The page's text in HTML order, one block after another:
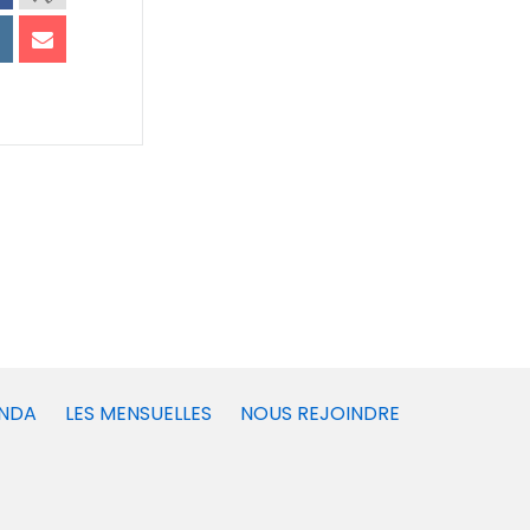
LES MENSUELLES NOUS REJOINDRE